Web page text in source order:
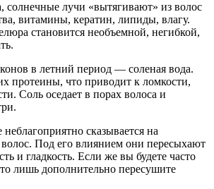
солнечные лучи «вытягивают» из волос
витамины, кератин, липиды, влагу.
становится необъемной, негибкой,
в летний период — соленая вода.
протеины, что приводит к ломкости,
Соль оседает в порах волоса и
сказывается на
волос. Под его влиянием они пересыхают
и гладкость. Если же вы будете часто
лишь дополнительно пересушите